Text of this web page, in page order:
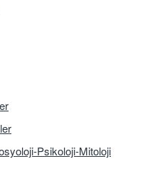
Psikoloji-Mitoloji